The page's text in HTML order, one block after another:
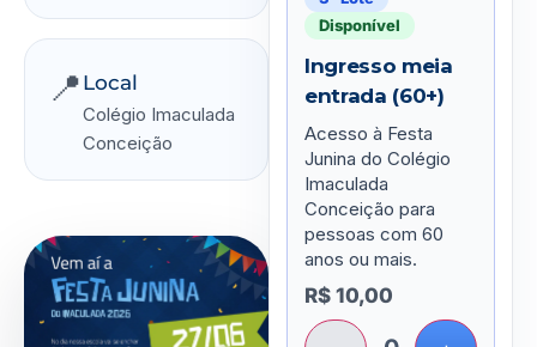
📍 Local
Colégio Imaculada
Conceição
Disponível
Ingresso meia
entrada (60+)
Acesso à Festa
Junina do Colégio
Imaculada
Conceição para
pessoas com 60
anos ou mais.
R$ 10,00